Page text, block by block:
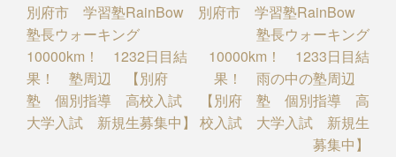
Post
navigation
別府市 学習塾RainBow
塾長ウォーキング
10000km！ 1232日目結
果！ 塾周辺 【別府
塾 個別指導 高校入試
大学入試 新規生募集中】
別府市 学習塾RainBow
塾長ウォーキング
10000km！ 1233日目結
果！ 雨の中の塾周辺
【別府 塾 個別指導 高
校入試 大学入試 新規生
募集中】